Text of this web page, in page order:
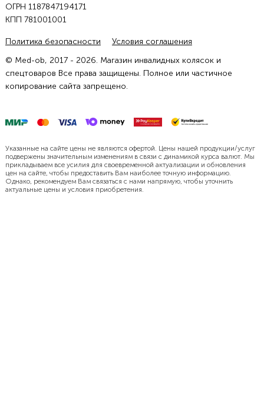
ОГРН 1187847194171
КПП 781001001
Политика безопасности
Условия соглашения
© Med-ob, 2017 - 2026. Магазин инвалидных колясок и
спецтоваров Все права защищены. Полное или частичное
копирование сайта запрещено.
Указанные на сайте цены не являются офертой. Цены нашей продукции/услуг
подвержены значительным изменениям в связи с динамикой курса валют. Мы
прикладываем все усилия для своевременной актуализации и обновления
цен на сайте, чтобы предоставить Вам наиболее точную информацию.
Однако, рекомендуем Вам связаться с нами напрямую, чтобы уточнить
актуальные цены и условия приобретения.